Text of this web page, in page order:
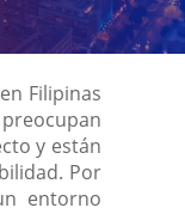
Filipinas
y están
Por
entorno